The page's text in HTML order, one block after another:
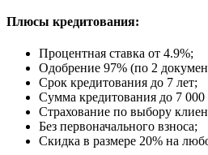
Плюсы кредитования:
Процентная ставка от 4.9%;
Одобрение 97% (по 2
Срок кредитования до 7 лет;
Сумма кредитования до 7 000
Страхование по выбору
Без первоначального взноса;
Скидка в размере 20% на